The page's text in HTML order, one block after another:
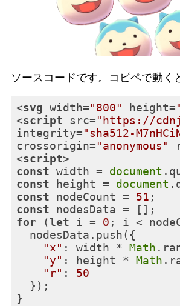
ソースコードです。コピペで動く
<svg width="800" height=
<script src="https://
integrity="sha512-
crossorigin="anonymous"
<script>
const width = document
const height = document
const nodeCount = 51
const
for (let i = 0 ; i <
  nodesData.push({
"x" : width * Math
"y" : height * Math
"r" : 50
  });
}